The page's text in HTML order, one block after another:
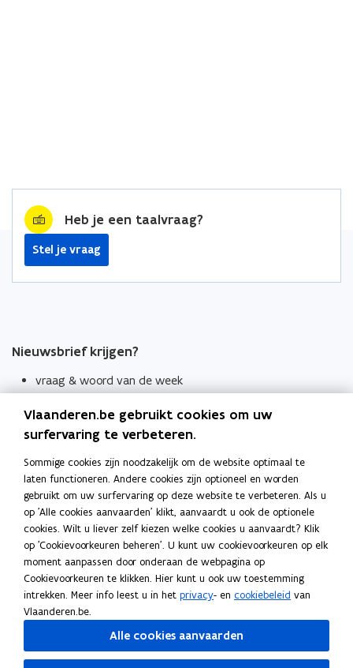
Heb je een taalvraag?
Stel je vraag
Nieuwsbrief krijgen?
vraag & woord van de week
Schrijf je in
Thema's
Taaladviezen
Spellingregels
Tips voor duidelijke taal
Bekijk ook
Spellingtests
Boek- en webwijzer
Vlaanderen.be gebruikt cookies om uw
surfervaring te verbeteren.
Sommige cookies zijn noodzakelijk om de website optimaal te
laten functioneren. Andere cookies zijn optioneel en worden
gebruikt om uw surfervaring op deze website te verbeteren. Als u
op 'Alle cookies aanvaarden' klikt, aanvaardt u ook de optionele
cookies. Wilt u liever zelf kiezen welke cookies u aanvaardt? Klik
op 'Cookievoorkeuren beheren'. U kunt uw cookievoorkeuren op elk
moment aanpassen door onderaan de webpagina op
Cookievoorkeuren te klikken. Hier kunt u ook uw toestemming
intrekken. Meer info leest u in het privacy- en cookiebeleid van
Vlaanderen.be.
Alle cookies aanvaarden